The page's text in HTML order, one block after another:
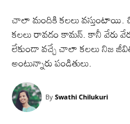
చాలా మందికి కలలు వస్తుంటాయి.
కలలు రావడం కామన్. కానీ వేరు
లేకుండా వచ్చే చాలా కలలు నిజ
అంటున్నారు పండితులు.
By Swathi Chilukuri